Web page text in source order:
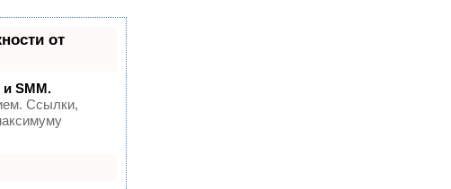
от
SMM.
Ссылки,